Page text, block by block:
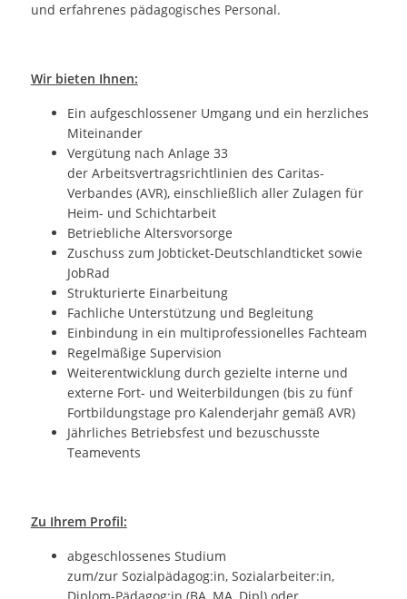
und erfahrenes pädagogisches Personal.
Wir bieten Ihnen:
Ein aufgeschlossener Umgang und ein herzliches
Miteinander
Vergütung nach Anlage 33
der Arbeitsvertragsrichtlinien des Caritas-
Verbandes (AVR), einschließlich aller Zulagen für
Heim- und Schichtarbeit
Betriebliche Altersvorsorge
Zuschuss zum Jobticket-Deutschlandticket sowie
JobRad
Strukturierte Einarbeitung
Fachliche Unterstützung und Begleitung
Einbindung in ein multiprofessionelles Fachteam
Regelmäßige Supervision
Weiterentwicklung durch gezielte interne und
externe Fort- und Weiterbildungen (bis zu fünf
Fortbildungstage pro Kalenderjahr gemäß AVR)
Jährliches Betriebsfest und bezuschusste
Teamevents
Zu Ihrem Profil:
abgeschlossenes Studium
zum/zur Sozialpädagog:in, Sozialarbeiter:in,